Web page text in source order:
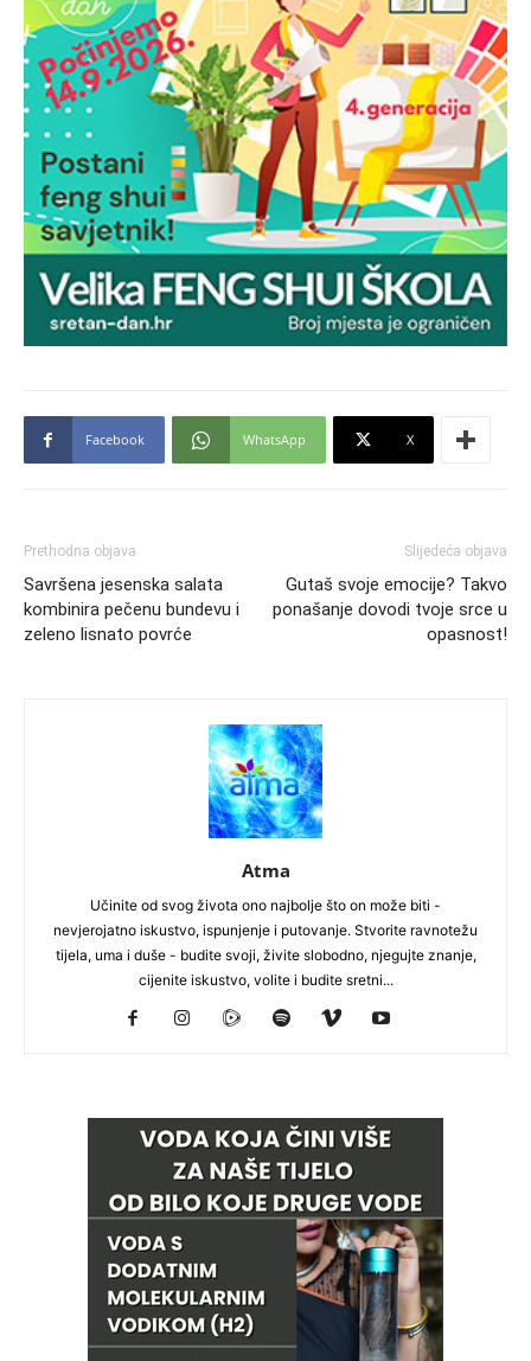
Facebook WhatsApp X
Prethodna objava
Savršena jesenska salata
kombinira pečenu bundevu i
zeleno lisnato povrće
Slijedeća objava
Gutaš svoje emocije? Takvo
ponašanje dovodi tvoje srce u
opasnost!
Atma
Učinite od svog života ono najbolje što on može biti -
nevjerojatno iskustvo, ispunjenje i putovanje. Stvorite ravnotežu
tijela, uma i duše - budite svoji, živite slobodno, njegujte znanje,
cijenite iskustvo, volite i budite sretni...